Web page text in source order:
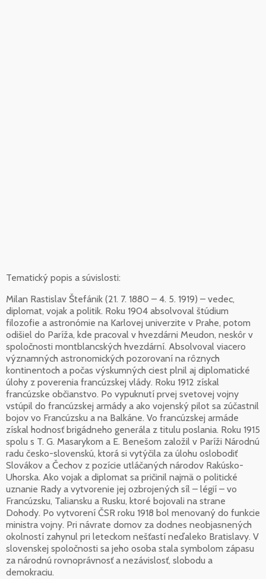
Tematický popis a súvislosti:
Milan Rastislav Štefánik (21. 7. 1880 – 4. 5. 1919) – vedec,
diplomat, vojak a politik. Roku 1904 absolvoval štúdium
filozofie a astronómie na Karlovej univerzite v Prahe, potom
odišiel do Paríža, kde pracoval v hvezdárni Meudon, neskôr v
spoločnosti montblancských hvezdární. Absolvoval viacero
významných astronomických pozorovaní na rôznych
kontinentoch a počas výskumných ciest plnil aj diplomatické
úlohy z poverenia francúzskej vlády. Roku 1912 získal
francúzske občianstvo. Po vypuknutí prvej svetovej vojny
vstúpil do francúzskej armády a ako vojenský pilot sa zúčastnil
bojov vo Francúzsku a na Balkáne. Vo francúzskej armáde
získal hodnosť brigádneho generála z titulu poslania. Roku 1915
spolu s T. G. Masarykom a E. Benešom založil v Paríži Národnú
radu česko-slovenskú, ktorá si vytýčila za úlohu oslobodiť
Slovákov a Čechov z pozície utláčaných národov Rakúsko-
Uhorska. Ako vojak a diplomat sa pričinil najmä o politické
uznanie Rady a vytvorenie jej ozbrojených síl – légií – vo
Francúzsku, Taliansku a Rusku, ktoré bojovali na strane
Dohody. Po vytvorení ČSR roku 1918 bol menovaný do funkcie
ministra vojny. Pri návrate domov za dodnes neobjasnených
okolností zahynul pri leteckom nešťastí neďaleko Bratislavy. V
slovenskej spoločnosti sa jeho osoba stala symbolom zápasu
za národnú rovnoprávnosť a nezávislosť, slobodu a
demokraciu.